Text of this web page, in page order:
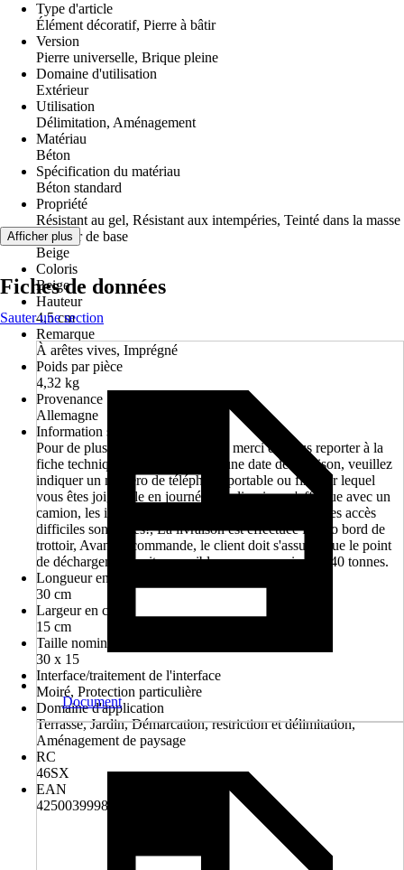
Type d'article
Élément décoratif, Pierre à bâtir
Version
Pierre universelle, Brique pleine
Domaine d'utilisation
Extérieur
Utilisation
Délimitation, Aménagement
Matériau
Béton
Spécification du matériau
Béton standard
Propriété
Résistant au gel, Résistant aux intempéries, Teinté dans la masse
Couleur de base
Beige
Coloris
Beige
Hauteur
4,5 cm
Remarque
À arêtes vives, Imprégné
Poids par pièce
4,32 kg
Provenance
Allemagne
Information sur la livraison
Pour de plus amples informations, merci de vous reporter à la
fiche technique. Pour convenir d'une date de livraison, veuillez
indiquer un numéro de téléphone portable ou fixe sur lequel
vous êtes joignable en journée., La livraison s'effectue avec un
camion, les indications concernant les obstacles ou les accès
difficiles sont utiles!, La livraison est effectuée franco bord de
trottoir, Avant la commande, le client doit s'assurer que le point
de déchargement soit accessible avec un camion de 40 tonnes.
Longueur en cm
30 cm
Largeur en cm
15 cm
Taille nominale en cm
30 x 15
Interface/traitement de l'interface
Moiré, Protection particulière
Domaine d'application
Terrasse, Jardin, Démarcation, restriction et délimitation,
Aménagement de paysage
RC
46SX
EAN
4250039998731
Afficher plus
Fiches de données
Sauter une section
Document